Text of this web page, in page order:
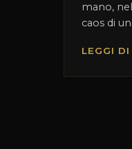
mano,
caos di
LEGGI